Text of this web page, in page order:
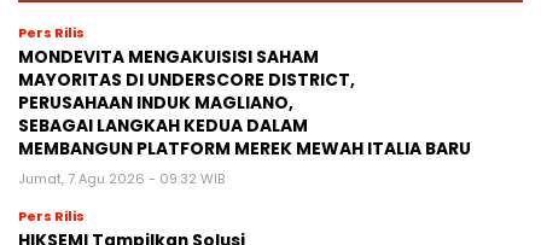
Pers Rilis
MONDEVITA MENGAKUISISI SAHAM
MAYORITAS DI UNDERSCORE DISTRICT,
PERUSAHAAN INDUK MAGLIANO,
SEBAGAI LANGKAH KEDUA DALAM
MEMBANGUN PLATFORM MEREK MEWAH ITALIA BARU
Jumat, 7 Agu 2026 - 09:32 WIB
Pers Rilis
HIKSEMI Tampilkan Solusi